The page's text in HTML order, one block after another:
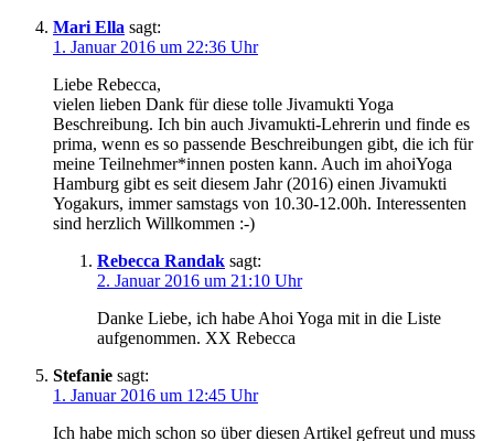
Mari Ella sagt:
1. Januar 2016 um 22:36 Uhr
Liebe Rebecca,
vielen lieben Dank für diese tolle Jivamukti Yoga
Beschreibung. Ich bin auch Jivamukti-Lehrerin und finde es
prima, wenn es so passende Beschreibungen gibt, die ich für
meine Teilnehmer*innen posten kann. Auch im ahoiYoga
Hamburg gibt es seit diesem Jahr (2016) einen Jivamukti
Yogakurs, immer samstags von 10.30-12.00h. Interessenten
sind herzlich Willkommen :-)
Rebecca Randak sagt:
2. Januar 2016 um 21:10 Uhr
Danke Liebe, ich habe Ahoi Yoga mit in die Liste
aufgenommen. XX Rebecca
Stefanie sagt:
1. Januar 2016 um 12:45 Uhr
Ich habe mich schon so über diesen Artikel gefreut und muss